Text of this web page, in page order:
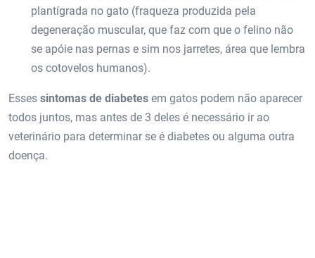
plantígrada no gato (fraqueza produzida pela
degeneração muscular, que faz com que o felino não
se apóie nas pernas e sim nos jarretes, área que lembra
os cotovelos humanos).
Esses sintomas de diabetes em gatos podem não aparecer
todos juntos, mas antes de 3 deles é necessário ir ao
veterinário para determinar se é diabetes ou alguma outra
doença.